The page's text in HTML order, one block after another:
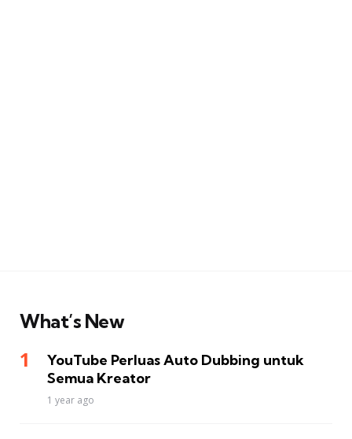
What’s New
YouTube Perluas Auto Dubbing untuk
Semua Kreator
1 year ago